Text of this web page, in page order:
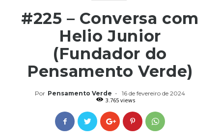
#225 – Conversa com
Helio Junior
(Fundador do
Pensamento Verde)
Por Pensamento Verde -
16 de fevereiro de 2024
3.765 views